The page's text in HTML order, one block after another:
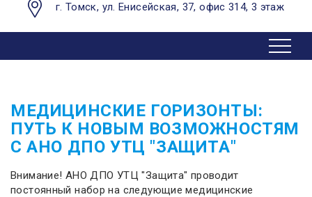
г. Томск, ул. Енисейская, 37, офис 314, 3 этаж
МЕДИЦИНСКИЕ ГОРИЗОНТЫ:
ПУТЬ К НОВЫМ ВОЗМОЖНОСТЯМ
С АНО ДПО УТЦ "ЗАЩИТА"
Внимание! АНО ДПО УТЦ "Защита" проводит
постоянный набор на следующие медицинские